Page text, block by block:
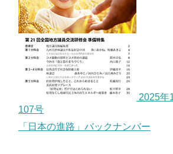
2025年
107号
「日本の進路」バックナンバー